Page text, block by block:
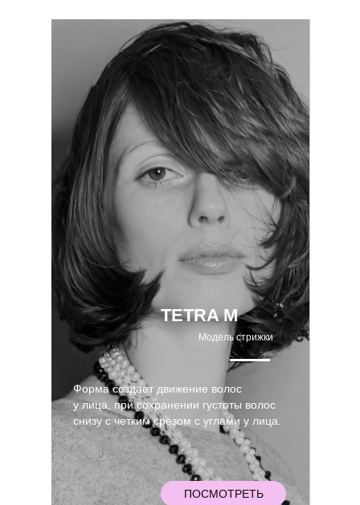
TETRA M
Форма создает движение волос
у лица, при сохранении густоты волос
снизу c четким срезом с углами у лица.
ПОСМОТРЕТЬ
Модель стрижки